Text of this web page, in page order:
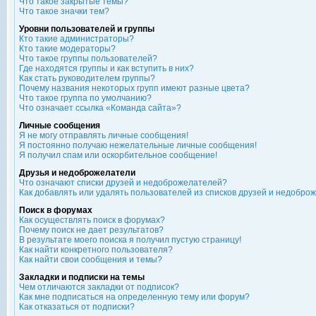
Что такое значки тем?
Уровни пользователей и группы
Кто такие администраторы?
Кто такие модераторы?
Что такое группы пользователей?
Где находятся группы и как вступить в них?
Как стать руководителем группы?
Почему названия некоторых групп имеют разные цвета?
Что такое группа по умолчанию?
Что означает ссылка «Команда сайта»?
Личные сообщения
Я не могу отправлять личные сообщения!
Я постоянно получаю нежелательные личные сообщения!
Я получил спам или оскорбительное сообщение!
Друзья и недоброжелатели
Что означают списки друзей и недоброжелателей?
Как добавлять или удалять пользователей из списков друзей и
Поиск в форумах
Как осуществлять поиск в форумах?
Почему поиск не дает результатов?
В результате моего поиска я получил пустую страницу!
Как найти конкретного пользователя?
Как найти свои сообщения и темы?
Закладки и подписки на темы
Чем отличаются закладки от подписок?
Как мне подписаться на определенную тему или форум?
Как отказаться от подписки?